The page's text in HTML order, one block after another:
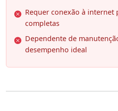
Requer conexão à
completas
Dependente de
desempenho ideal